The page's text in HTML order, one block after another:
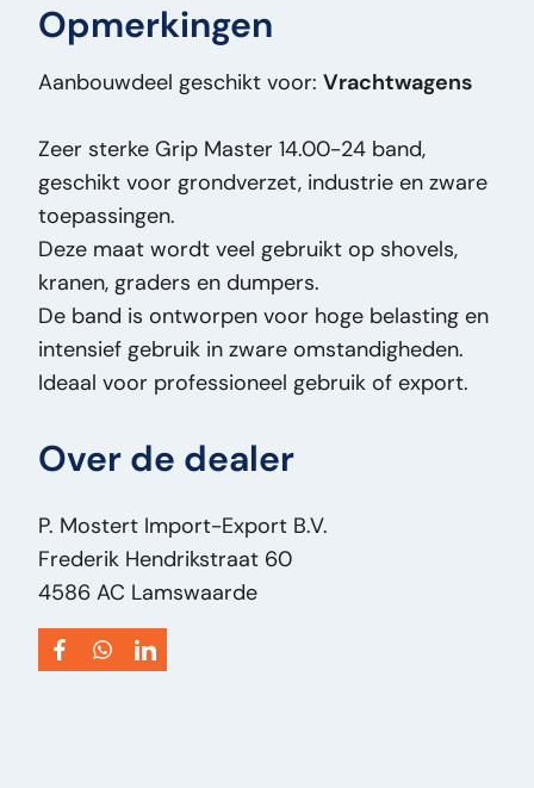
Model Orig:14.00-24
Prijstype:
VastePrijs
Staat Algemeen:Goed
Staat Technisch:Goed
Titel:Grip Master 14.00-24 Grip Master
14.00-24 Band – Heavy Duty – Grondverzet /
Shovel / Kraan PM2616
Toevoeging:Grip Master 14.00-24 Band –
Heavy Duty – Grondverzet / Shovel / Kraan
Type:14.00-24
Vermogen Motor Pk:0
Opmerkingen
Aanbouwdeel geschikt voor: Vrachtwagens
Zeer sterke Grip Master 14.00-24 band,
geschikt voor grondverzet, industrie en zware
toepassingen.
Deze maat wordt veel gebruikt op shovels,
kranen, graders en dumpers.
De band is ontworpen voor hoge belasting en
intensief gebruik in zware omstandigheden.
Ideaal voor professioneel gebruik of export.
Over de dealer
P. Mostert Import-Export B.V.
Frederik Hendrikstraat 60
4586 AC Lamswaarde